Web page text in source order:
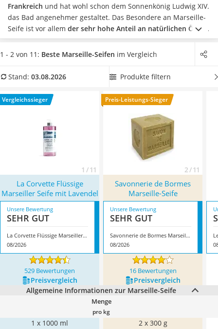
Eiweißpulver
Magnesiumpräparat
Katzenklappe
Nackenmassagegerät
Zeckenschutz Katze
Philips-Sonicare-Zahnbürste
Mineralfutter Pferd
Massagegerät
Frankreich und hat wohl schon dem Sonnenkönig Ludwig XIV.
das Bad angenehmer gestaltet. Das Besondere an Marseille-
Seife ist vor allem der sehr hohe Anteil an natürlichen Ölen
die Ihrer Haut Feuchtigkeit spenden und sie besonders
geschmeidig machen.Online-Tests zeigen, dass die
Methode handgefertigt
wird. Wenn Sie empfindliche Haut
Vergleichstabelle aus, die
ohne Konservierungsstoffe und
künstliche Duftstoffe
hergestellt wurde. Überzeugt hat uns
hier im August 2026 besonders das ModellLa Corvette
Flüssige Marseiller Seife mit Lavendel * mit seinen
Eigenschaften.
1 - 2 von 11: Beste Marseille-Seifen im Vergleich
Stand: 03.08.2026 Produkte filtern
Vergleichssieger
1 / 11
Preis-Leistungs-Sieger
2 / 11
La Corvette Flüssige
Marseiller Seife mit Lavendel
Savonnerie de Bormes
Marseille-Seife
Unsere Bewertung
SEHR GUT
La Corvette Flüssige Marseiller Seife mit Lavendel
08/2026
Unsere Bewertung
SEHR GUT
Savonnerie de Bormes Marseille-Seife
08/2026
529 Bewertungen 16 Bewertungen
Preis­vergleich
Preis­vergleich
Allgemeine Informationen zur Marseille-Seife
Menge
pro kg
1 x 1000 ml 2 x 300 g